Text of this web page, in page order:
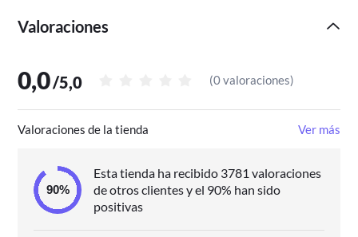
Racing, materiales de alta calidad y características de
protección. ¡No pierdas la oportunidad de tener este
zapato deportivo único en tu colección!
Valoraciones
0,0/5,0 (0 valoraciones)
Valoraciones de la tienda Ver más
Esta tienda ha recibido 3781 valoraciones
de otros clientes y el 90% han sido
positivas